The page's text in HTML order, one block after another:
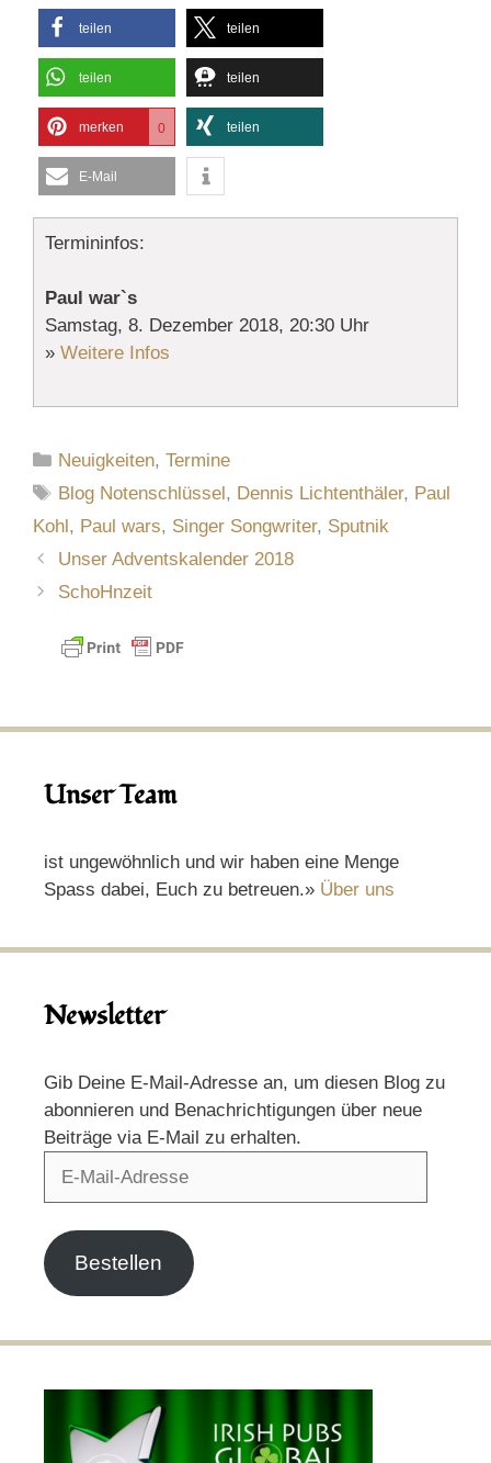
teilen teilen
teilen teilen
merken 0 teilen
E-Mail
Termininfos:
Paul war`s
Samstag, 8. Dezember 2018, 20:30 Uhr
» Weitere Infos
Kategorien
Neuigkeiten,Termine
Schlagwörter
Blog Notenschlüssel, Dennis Lichtenthäler, Paul
Kohl, Paul wars, Singer Songwriter, Sputnik
Unser Adventskalender 2018
SchoHnzeit
Unser Team
ist ungewöhnlich und wir haben eine Menge
Spass dabei, Euch zu betreuen.» Über uns
Newsletter
Gib Deine E-Mail-Adresse an, um diesen Blog zu
abonnieren und Benachrichtigungen über neue
Beiträge via E-Mail zu erhalten.
Bestellen